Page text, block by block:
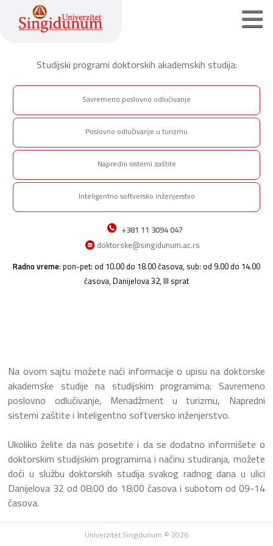
Početna strana
Osnovne akademske studije
Master akademske studije
Doktorske akademske studije
Pristupite On-Line prijavi
Srpski jezik
Studijski programi doktorskih akademskih studija:
Savremeno poslovno odlučivanje
Poslovno odlučivanje u turizmu
Napredni sistemi zaštite
Inteligentno softversko inženjerstvo
+381 11 3094 047
doktorske@singidunum.ac.rs
Radno vreme: pon-pet: od 10.00 do 18.00 časova, sub: od 9.00 do 14.00
časova, Danijelova 32, III sprat
Na ovom sajtu možete naći informacije o upisu na doktorske
akademske studije na studijskim programima: Savremeno
poslovno odlučivanje, Menadžment u turizmu, Napredni
sistemi zaštite i Inteligentno softversko inženjerstvo.
Ukoliko želite da nas posetite i da se dodatno informišete o
doktorskim studijskim programima i načinu studiranja, možete
doći u službu doktorskih studija svakog radnog dana u ulici
Danijelova 32 od 08:00 do 18:00 časova i subotom od 09-14
časova.
Univerzitet Singidunum © 2026